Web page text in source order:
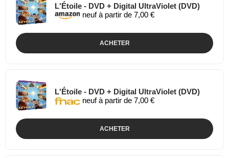
L'Étoile - DVD + Digital UltraViolet (DVD)
neuf à partir de 7,00 €
ACHETER
L'Étoile - DVD + Digital UltraViolet (DVD)
neuf à partir de 7,00 €
ACHETER